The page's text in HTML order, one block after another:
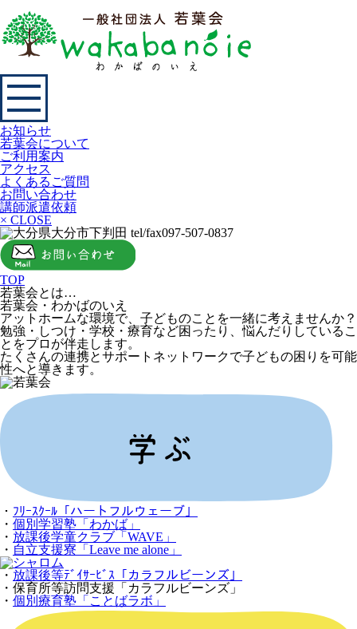
お知らせ
若葉会について
ご利用案内
アクセス
よくあるご質問
お問い合わせ
講師派遣依頼
× CLOSE
TOP
若葉会とは…
若葉会・わかばのいえ
アットホームな環境で、子どものことを一緒に考えませんか？
勉強・しつけ・学校・療育など困ったり、悩んだりしているこ
とをプロが伴走します。
たくさんの連携とサポートネットワークで子どもの困りを可能
性へと導きます。
・ ﾌﾘｰｽｸｰﾙ「ハートフルウェーブ」
・ 個別学習塾「わかば」
・ 放課後学童クラブ「WAVE」
・ 自立支援寮「Leave me alone」
・ 放課後等ﾃﾞｲｻｰﾋﾞｽ「カラフルビーンズ」
・保育所等訪問支援「カラフルビーンズ」
・ 個別療育塾「ことばラボ」